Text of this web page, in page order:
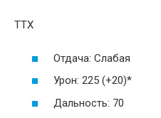
ТТХ
Отдача: Слабая
Урон: 225 (+20)*
Дальность: 70